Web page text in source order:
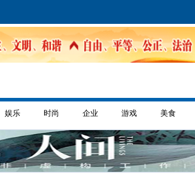
娱乐 时尚 企业 游戏 美食